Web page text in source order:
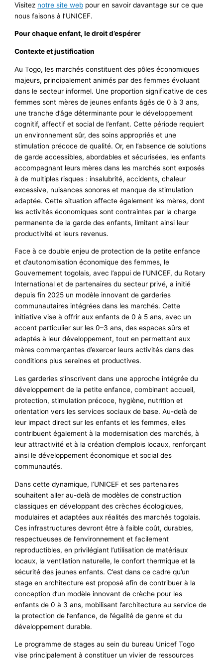
Visitez notre site web pour en savoir davantage sur ce que
nous faisons à l’UNICEF.
Pour chaque enfant, le droit d’espérer
Contexte et justification
Au Togo, les marchés constituent des pôles économiques
majeurs, principalement animés par des femmes évoluant
dans le secteur informel. Une proportion significative de ces
femmes sont mères de jeunes enfants âgés de 0 à 3 ans,
une tranche d’âge déterminante pour le développement
cognitif, affectif et social de l’enfant. Cette période requiert
un environnement sûr, des soins appropriés et une
stimulation précoce de qualité. Or, en l’absence de solutions
de garde accessibles, abordables et sécurisées, les enfants
accompagnant leurs mères dans les marchés sont exposés
à de multiples risques : insalubrité, accidents, chaleur
excessive, nuisances sonores et manque de stimulation
adaptée. Cette situation affecte également les mères, dont
les activités économiques sont contraintes par la charge
permanente de la garde des enfants, limitant ainsi leur
productivité et leurs revenus.
Face à ce double enjeu de protection de la petite enfance
et d’autonomisation économique des femmes, le
Gouvernement togolais, avec l’appui de l’UNICEF, du Rotary
International et de partenaires du secteur privé, a initié
depuis fin 2025 un modèle innovant de garderies
communautaires intégrées dans les marchés. Cette
initiative vise à offrir aux enfants de 0 à 5 ans, avec un
accent particulier sur les 0–3 ans, des espaces sûrs et
adaptés à leur développement, tout en permettant aux
mères commerçantes d’exercer leurs activités dans des
conditions plus sereines et productives.
Les garderies s’inscrivent dans une approche intégrée du
développement de la petite enfance, combinant accueil,
protection, stimulation précoce, hygiène, nutrition et
orientation vers les services sociaux de base. Au-delà de
leur impact direct sur les enfants et les femmes, elles
contribuent également à la modernisation des marchés, à
leur attractivité et à la création d’emplois locaux, renforçant
ainsi le développement économique et social des
communautés.
Dans cette dynamique, l’UNICEF et ses partenaires
souhaitent aller au-delà de modèles de construction
classiques en développant des crèches écologiques,
modulaires et adaptées aux réalités des marchés togolais.
Ces infrastructures devront être à faible coût, durables,
respectueuses de l’environnement et facilement
reproductibles, en privilégiant l’utilisation de matériaux
locaux, la ventilation naturelle, le confort thermique et la
sécurité des jeunes enfants. C’est dans ce cadre qu’un
stage en architecture est proposé afin de contribuer à la
conception d’un modèle innovant de crèche pour les
enfants de 0 à 3 ans, mobilisant l’architecture au service de
la protection de l’enfance, de l’égalité de genre et du
développement durable.
Le programme de stages au sein du bureau Unicef Togo
vise principalement à constituer un vivier de ressources